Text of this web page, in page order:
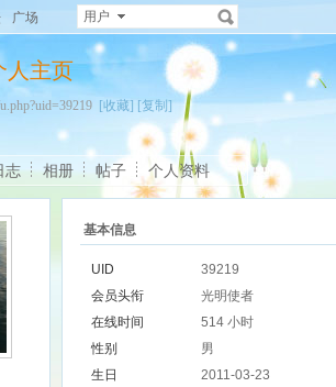
广场 用户
人主页
[收藏] [复制]
志 相册 帖子 个人资料
基本信息
UID
39219
会员头衔
光明使者
在线时间
514 小时
性别
男
生日
2011-03-23